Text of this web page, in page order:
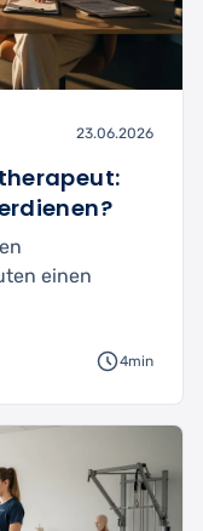
23.06.2026
einen
4min